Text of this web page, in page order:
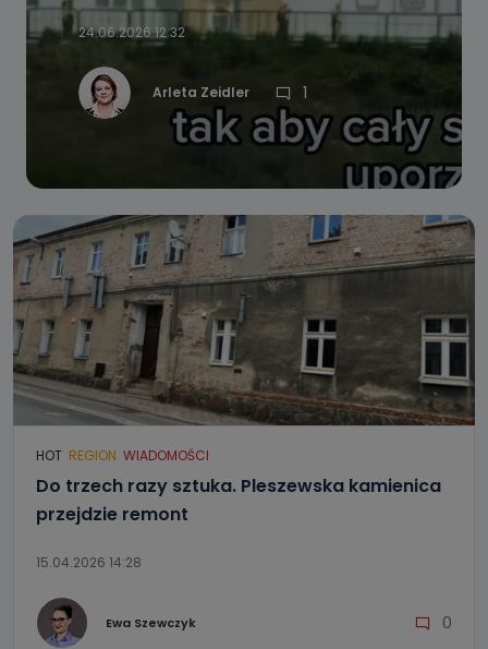
24.06.2026 12:32
Arleta Zeidler 1
HOT REGION WIADOMOŚCI
Do trzech razy sztuka. Pleszewska kamienica
przejdzie remont
15.04.2026 14:28
Ewa Szewczyk 0